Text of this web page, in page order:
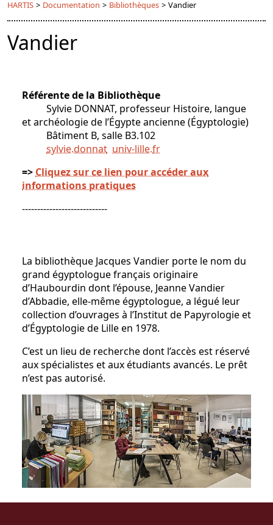
HARTIS > Documentation > Bibliothèques > Vandier
Vandier
Référente de la Bibliothèque
Sylvie DONNAT, professeur Histoire, langue
et archéologie de l’Égypte ancienne (Égyptologie)
Bâtiment B, salle B3.102
sylvie.donnat univ-lille.fr
=> Cliquez sur ce lien pour accéder aux
informations pratiques
----------------------------
La bibliothèque Jacques Vandier porte le nom du
grand égyptologue français originaire
d’Haubourdin dont l’épouse, Jeanne Vandier
d’Abbadie, elle-même égyptologue, a légué leur
collection d’ouvrages à l’Institut de Papyrologie et
d’Égyptologie de Lille en 1978.
C’est un lieu de recherche dont l’accès est réservé
aux spécialistes et aux étudiants avancés. Le prêt
n’est pas autorisé.